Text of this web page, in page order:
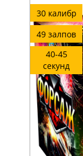
30 калибр
49 залпов
40-45
секунд